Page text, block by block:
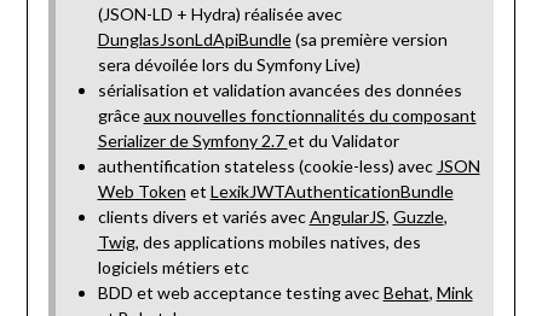
(JSON-LD + Hydra) réalisée avec
DunglasJsonLdApiBundle(sa première version
sera dévoilée lors du Symfony Live)
sérialisation et validation avancées des données
grâceaux nouvelles fonctionnalités du composant
Serializer de Symfony 2.7et du Validator
authentification stateless (cookie-less) avec JSON
Web Token et LexikJWTAuthenticationBundle
clients divers et variés avecAngularJS, Guzzle,
Twig, des applications mobiles natives, des
logiciels métiers etc
BDD et web acceptance testing avecBehat, Mink